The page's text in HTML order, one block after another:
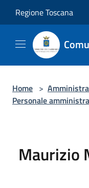
Regione Toscana
Home >
Personale
Maurizio